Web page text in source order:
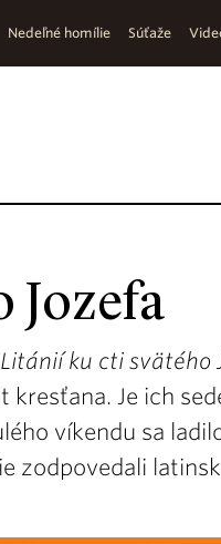
Nedeľné homílie Súťaže
Jozefa
Litánií ku cti svätého
Je ich
víkendu sa
zodpovedali